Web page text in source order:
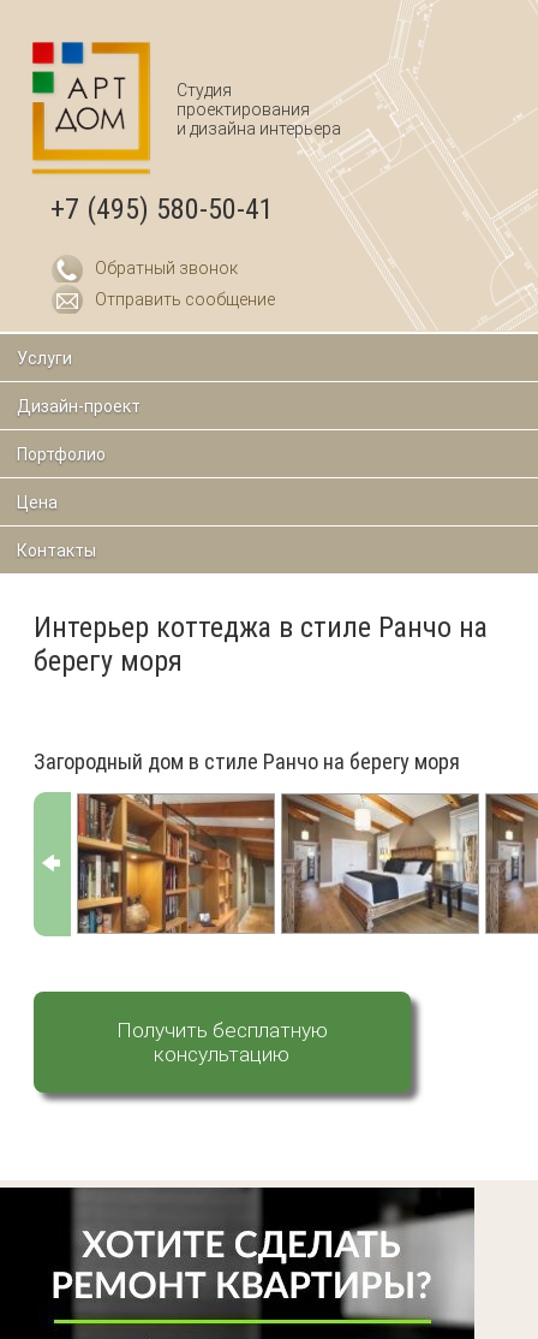
Студия
проектирования
и дизайна интерьера
+7 (495) 580-50-41
Обратный звонок
Отправить сообщение
Услуги
Дизайн-проект
Портфолио
Цена
Контакты
Интерьер коттеджа в стиле Ранчо на
берегу моря
Загородный дом в стиле Ранчо на берегу моря
Получить бесплатную
консультацию